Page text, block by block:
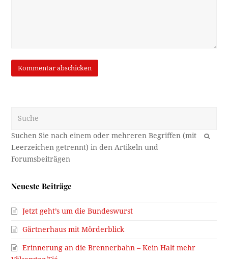
OK
Neueste Beiträge
Jetzt geht’s um die Bundeswurst
Gärtnerhaus mit Mörderblick
Erinnerung an die Brennerbahn – Kein Halt mehr